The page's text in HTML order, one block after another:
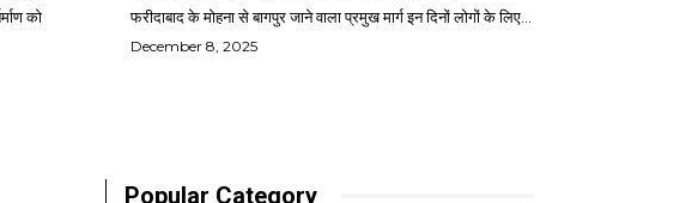
को
फरीदाबाद के मोहना से बागपुर जाने वाला प्रमुख मार्ग इन दिनों लोगों के लिए...
December 8, 2025
Popular Category